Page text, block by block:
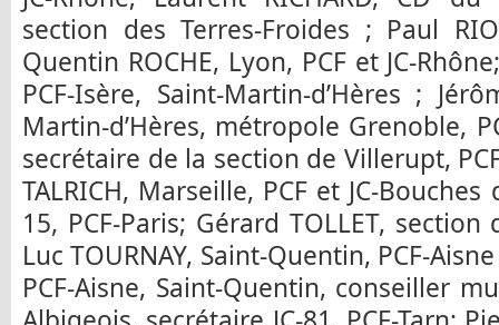
section des Terres-Froides ; Paul
Quentin ROCHE, Lyon, PCF et JC-
PCF-Isère, Saint-Martin-d’Hères ;
Martin-d’Hères, métropole Grenoble,
secrétaire de la section de Villerupt,
TALRICH, Marseille, PCF et JC-
15, PCF-Paris; Gérard TOLLET, section
Luc TOURNAY, Saint-Quentin, PCF-
PCF-Aisne, Saint-Quentin, conseiller